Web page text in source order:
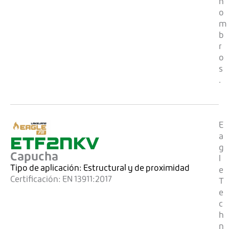
h
o
m
b
r
o
s
.
ETF2NKV
Capucha
Tipo de aplicación: Estructural y de proximidad
Certificación: EN 13911:2017
E
a
g
l
e
T
e
c
h
n